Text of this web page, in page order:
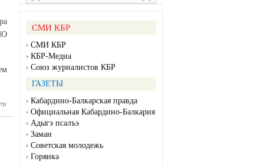
СМИ КБР
СМИ КБР
КБР-Медиа
Союз журналистов КБР
ГАЗЕТЫ
Кабардино-Балкарская правда
Официальная Кабардино-Балкария
Адыгэ псалъэ
Заман
Советская молодежь
Горянка
на